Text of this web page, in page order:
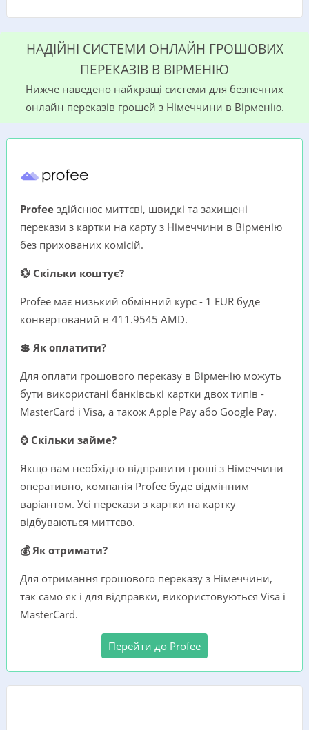
НАДІЙНІ СИСТЕМИ ОНЛАЙН ГРОШОВИХ
ПЕРЕКАЗІВ В ВІРМЕНІЮ
Нижче наведено найкращі системи для безпечних
онлайн переказів грошей з Німеччини в Вірменію.
Profee здійснює миттєві, швидкі та захищені
перекази з картки на карту з Німеччини в Вірменію
без прихованих комісій.
💱 Скільки коштує?
Profee має низький обмінний курс - 1 EUR буде
конвертований в 411.9545 AMD.
💲 Як оплатити?
Для оплати грошового переказу в Вірменію можуть
бути використані банківські картки двох типів -
MasterCard i Visa, а також Apple Pay або Google Pay.
⌚ Скільки займе?
Якщо вам необхідно відправити гроші з Німеччини
оперативно, компанія Profee буде відмінним
варіантом. Усі перекази з картки на картку
відбуваються миттєво.
💰 Як отримати?
Для отримання грошового переказу з Німеччини,
так само як і для відправки, використовуються Visa i
MasterCard.
Перейти до Profee